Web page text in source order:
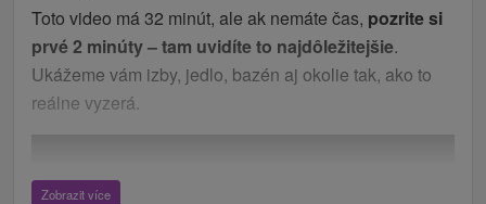
Toto video má 32 minút, ale ak nemáte čas, pozrite si
prvé 2 minúty – tam uvidíte to najdôležitejšie.
Ukážeme vám izby, jedlo, bazén aj okolie tak, ako to
reálne vyzerá.
Zobrazit více